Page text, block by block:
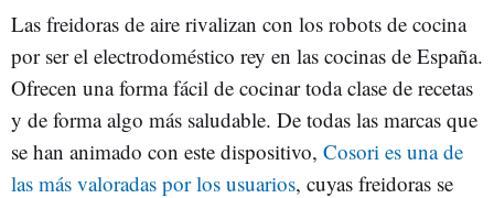
Las freidoras de aire rivalizan con los robots de cocina
por ser el electrodoméstico rey en las cocinas de España.
Ofrecen una forma fácil de cocinar toda clase de recetas
y de forma algo más saludable. De todas las marcas que
se han animado con este dispositivo, Cosori es una de
las más valoradas por los usuarios, cuyas freidoras se